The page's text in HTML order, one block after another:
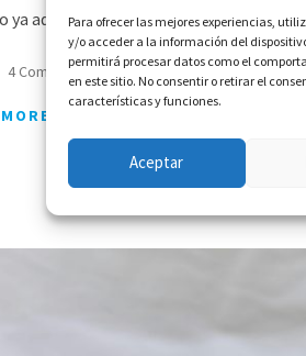
Para ofrecer las mejores experiencias,
y/o acceder a la información del
permitirá procesar datos como el
en este sitio. No consentir o retirar el
características y funciones.
Aceptar
ya adelanté hace unas semanas,
4 Comments